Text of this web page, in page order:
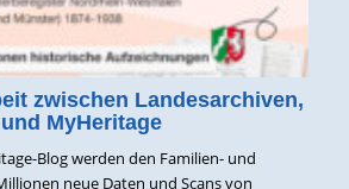
zwischen Landesarchiven,
MyHeritage
Blog werden den Familien- und
neue Daten und Scans von